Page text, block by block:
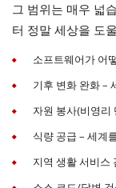
그 범위는 매우 넓
터 정말 세상을 도
소프트웨어가 어
기후 변화 완화 –
자원 봉사(비영리
식량 공급 – 세계
지역 생활 서비스